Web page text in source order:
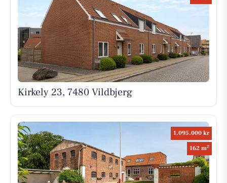
Kirkely 23, 7480 Vildbjerg
1.095.000 kr
162 m2